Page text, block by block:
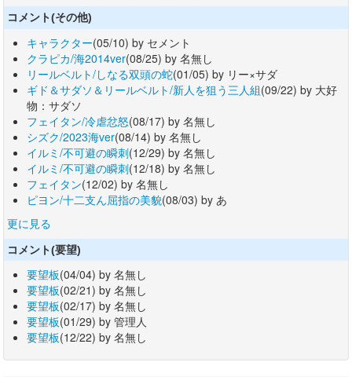
コメント(その他)
キャラクター(05/10) by セメント
クラピカ/海2014ver(08/25) by 名無し
リールベルト/しなる双頭の蛇(01/05) by リー×サダ
ギド＆サダソ＆リールベルト/新人を狙う三人組(09/22) by 大好
物：サダソ
フェイタン/冷虐忿怒(08/17) by 名無し
シズク/2023海ver(08/14) by 名無し
イルミ/不可避の瞬刺(12/29) by 名無し
イルミ/不可避の瞬刺(12/18) by 名無し
フェイタン(12/02) by 名無し
ピヨン/十二支ん屈指の美貌(08/03) by あ
更に見る
コメント(要望)
要望板(04/04) by 名無し
要望板(02/21) by 名無し
要望板(02/17) by 名無し
要望板(01/29) by 管理人
要望板(12/22) by 名無し